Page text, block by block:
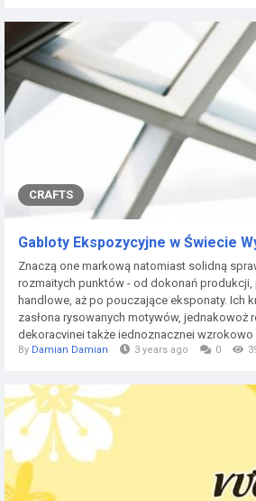
agencje oświatowe azaliż instytucje
CRAFTS
Gabloty Ekspozycyjne w Świecie
Znaczą one markową natomiast solidną
rozmaitych punktów - od dokonań
handlowe, aż po pouczające eksponaty. Ich
zasłona rysowanych motywów, jednakowoż
dekoracyjnej także jednoznacznej wzrokowo
poznających. Różnorodność natomiast
natomiast temperamentami, żeby zdołać
By Damian Damian 3 years ago 0